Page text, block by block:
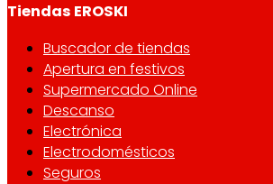
Tiendas EROSKI
Buscador de tiendas
Apertura en festivos
Supermercado Online
Descanso
Electrónica
Electrodomésticos
Seguros